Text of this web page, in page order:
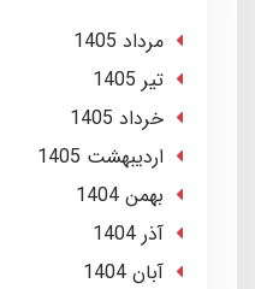
مرداد 1405
تير 1405
خرداد 1405
ارديبهشت 1405
بهمن 1404
آذر 1404
آبان 1404